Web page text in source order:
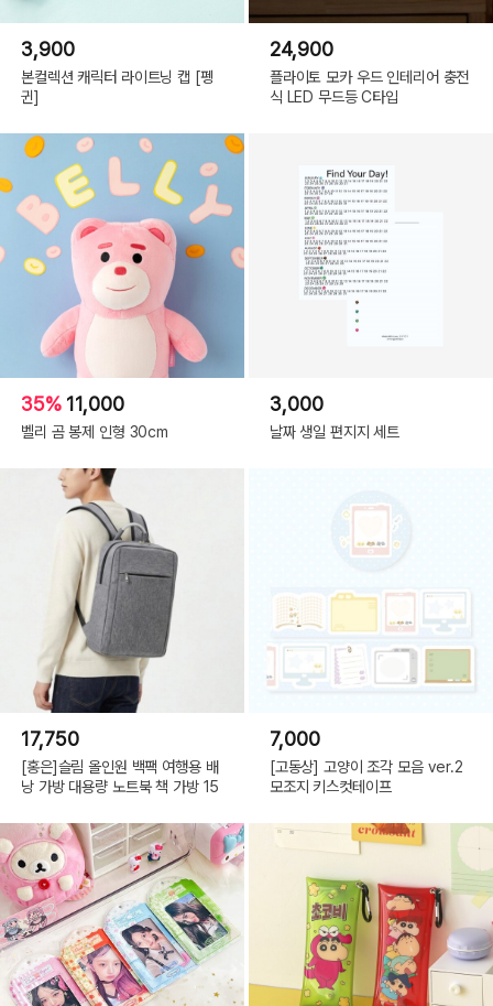
3,900
본컬렉션 캐릭터 라이트닝 캡 [펭
귄]
24,900
플라이토 모카 우드 인테리어 충전
식 LED 무드등 C타입
35% 11,000
벨리 곰 봉제 인형 30cm
3,000
날짜 생일 편지지 세트
17,750
[홍은]슬림 올인원 백팩 여행용 배
낭 가방 대용량 노트북 책 가방 15
7,000
[고동상] 고양이 조각 모음 ver.2
모조지 키스컷테이프